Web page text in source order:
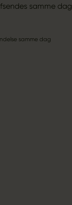
samme dag
samme dag